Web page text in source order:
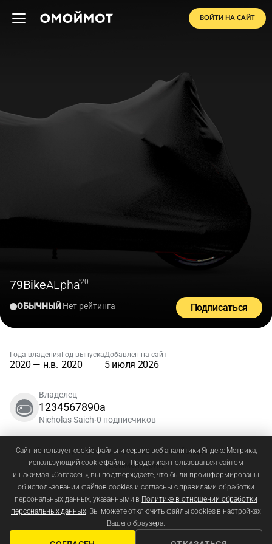
ВОЙТИ НА САЙТ
79BikeALpha'20
ОБЫЧНЫЙНет рейтинга Подписаться
Года владения
2020 — н.в.
Год выпуска
2020
Добавлен на сайт
5 июля 2026
Владелец
1234567890a
Nicholas Saich•0 подписчиков
Зарегистрируйтесьиливойдите, чтобы добавлять
комментарии
Сайт использует cookie-файлы и сервис веб-аналитики Яндекс.Метрика,
использующий cookie-файлы. Продолжая пользоваться сайтом
и нажимая «Согласен», вы подтверждаете, что были проинформированы
об использовании файлов cookies и согласны с правилами обработки
персональных данных, указанными в Политике в отношении обработки
персональных данных. Вы можете отключить файлы cookies в настройках
Вашего браузера.